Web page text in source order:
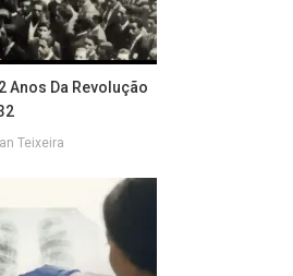
Anos Da Revolução
Teixeira